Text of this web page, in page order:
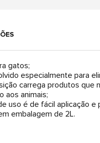
gatos;
especialmente para
carrega produtos que
aos animais;
uso é de fácil aplicação
embalagem de 2L.